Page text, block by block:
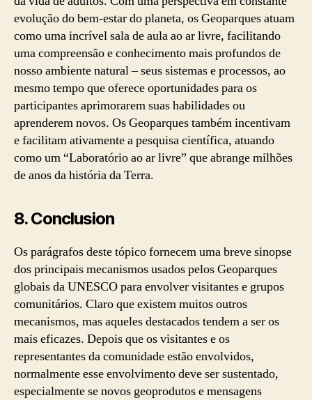
evolução do bem-estar do planeta, os Geoparques atuam
como uma incrível sala de aula ao ar livre, facilitando
uma compreensão e conhecimento mais profundos de
nosso ambiente natural – seus sistemas e processos, ao
mesmo tempo que oferece oportunidades para os
participantes aprimorarem suas habilidades ou
aprenderem novos. Os Geoparques também incentivam
e facilitam ativamente a pesquisa científica, atuando
como um “Laboratório ao ar livre” que abrange milhões
de anos da história da Terra.
8. Conclusion
Os parágrafos deste tópico fornecem uma breve sinopse
dos principais mecanismos usados ​​pelos Geoparques
globais da UNESCO para envolver visitantes e grupos
comunitários. Claro que existem muitos outros
mecanismos, mas aqueles destacados tendem a ser os
mais eficazes. Depois que os visitantes e os
representantes da comunidade estão envolvidos,
normalmente esse envolvimento deve ser sustentado,
especialmente se novos geoprodutos e mensagens